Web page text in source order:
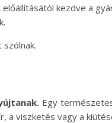
kezdve a
Egy
a viszketés vagy a